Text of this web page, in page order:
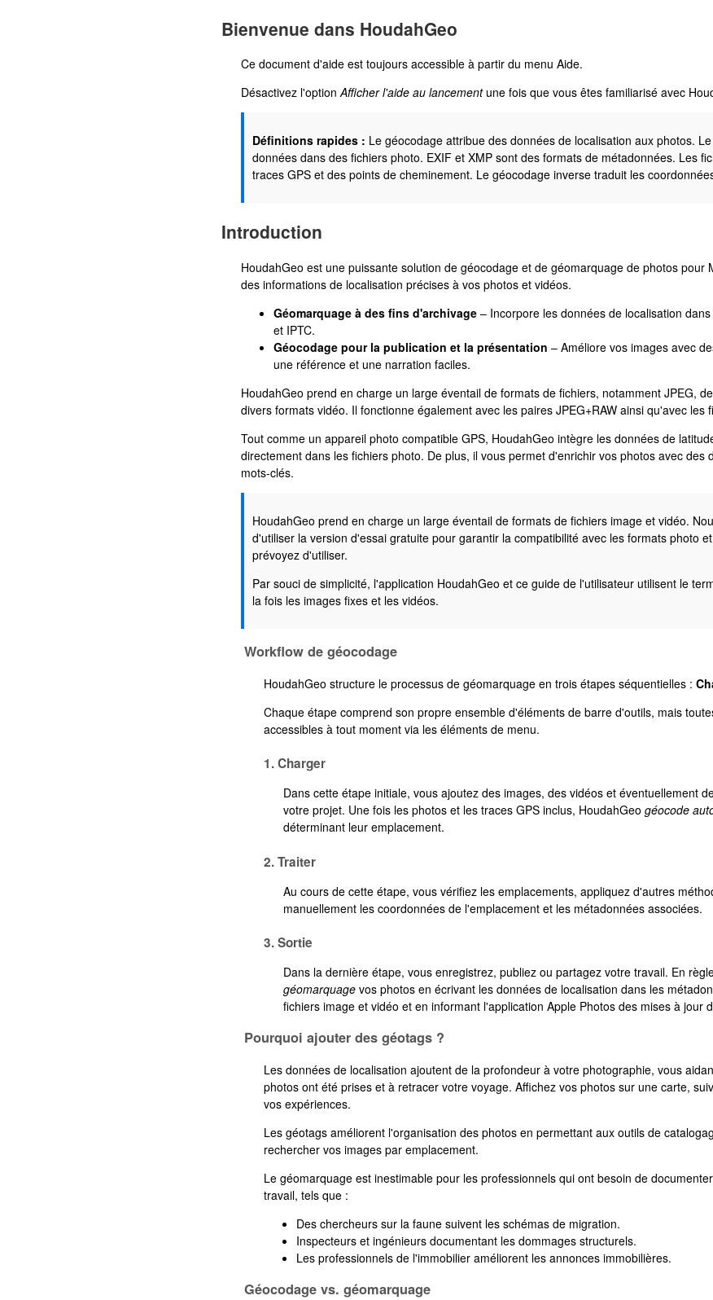
Bienvenue dans HoudahGeo
Ce document d'aide est toujours accessible à partir du menu Aide.
Désactivez l'optionAfficher l'aide au lancementune fois que vous êtes familiarisé avec
Définitions rapides : Le géocodage attribue des données de localisation aux photos.
données dans des fichiers photo. EXIF et XMP sont des formats de métadonnées. Les
traces GPS et des points de cheminement. Le géocodage inverse traduit les
Introduction
HoudahGeo est une puissante solution de géocodage et de géomarquage de photos pour
des informations de localisation précises à vos photos et vidéos.
Géomarquage à des fins d'archivage – Incorpore les données de localisation
et IPTC.
Géocodage pour la publication et la présentation – Améliore vos images avec
une référence et une narration faciles.
HoudahGeo prend en charge un large éventail de formats de fichiers, notamment JPEG,
divers formats vidéo. Il fonctionne également avec les paires JPEG+RAW ainsi qu'avec les
Tout comme un appareil photo compatible GPS, HoudahGeo intègre les données de
directement dans les fichiers photo. De plus, il vous permet d'enrichir vos photos avec des
mots-clés.
HoudahGeo prend en charge un large éventail de formats de fichiers image et vidéo.
d'utiliser la version d'essai gratuite pour garantir la compatibilité avec les formats photo
prévoyez d'utiliser.
Par souci de simplicité, l'application HoudahGeo et ce guide de l'utilisateur utilisent le
la fois les images fixes et les vidéos.
Workflow de géocodage
HoudahGeo structure le processus de géomarquage en trois étapes séquentielles :
Chaque étape comprend son propre ensemble d'éléments de barre d'outils, mais
accessibles à tout moment via les éléments de menu.
1. Charger
Dans cette étape initiale, vous ajoutez des images, des vidéos et éventuellement
votre projet. Une fois les photos et les traces GPS inclus, HoudahGeo géocode
déterminant leur emplacement.
2. Traiter
Au cours de cette étape, vous vérifiez les emplacements, appliquez d'autres
manuellement les coordonnées de l'emplacement et les métadonnées associées.
3. Sortie
Dans la dernière étape, vous enregistrez, publiez ou partagez votre travail. En
géomarquage vos photos en écrivant les données de localisation dans les
fichiers image et vidéo et en informant l'application Apple Photos des mises à jour
Pourquoi ajouter des géotags ?
Les données de localisation ajoutent de la profondeur à votre photographie, vous
photos ont été prises et à retracer votre voyage. Affichez vos photos sur une carte,
vos expériences.
Les géotags améliorent l'organisation des photos en permettant aux outils de
rechercher vos images par emplacement.
Le géomarquage est inestimable pour les professionnels qui ont besoin de
travail, tels que :
Des chercheurs sur la faune suivent les schémas de migration.
Inspecteurs et ingénieurs documentant les dommages structurels.
Les professionnels de l'immobilier améliorent les annonces immobilières.
Géocodage vs. géomarquage